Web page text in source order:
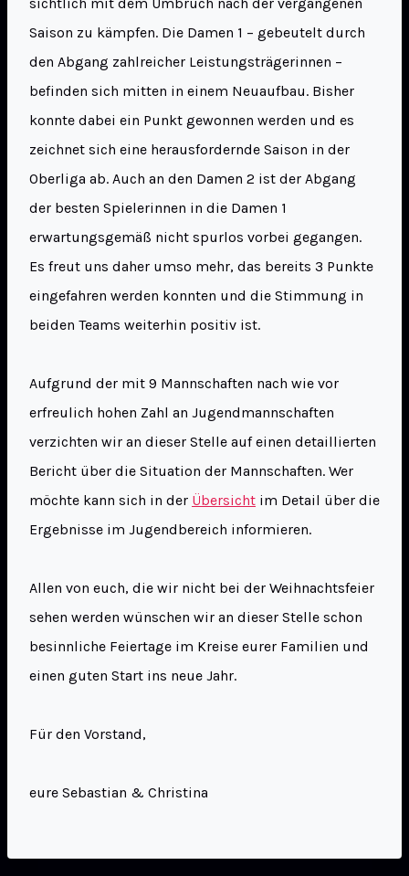
sichtlich mit dem Umbruch nach der vergangenen
Saison zu kämpfen. Die Damen 1 – gebeutelt durch
den Abgang zahlreicher Leistungsträgerinnen –
befinden sich mitten in einem Neuaufbau. Bisher
konnte dabei ein Punkt gewonnen werden und es
zeichnet sich eine herausfordernde Saison in der
Oberliga ab. Auch an den Damen 2 ist der Abgang
der besten Spielerinnen in die Damen 1
erwartungsgemäß nicht spurlos vorbei gegangen.
Es freut uns daher umso mehr, das bereits 3 Punkte
eingefahren werden konnten und die Stimmung in
beiden Teams weiterhin positiv ist.
Aufgrund der mit 9 Mannschaften nach wie vor
erfreulich hohen Zahl an Jugendmannschaften
verzichten wir an dieser Stelle auf einen detaillierten
Bericht über die Situation der Mannschaften. Wer
möchte kann sich in der Übersicht im Detail über die
Ergebnisse im Jugendbereich informieren.
Allen von euch, die wir nicht bei der Weihnachtsfeier
sehen werden wünschen wir an dieser Stelle schon
besinnliche Feiertage im Kreise eurer Familien und
einen guten Start ins neue Jahr.
Für den Vorstand,
eure Sebastian & Christina